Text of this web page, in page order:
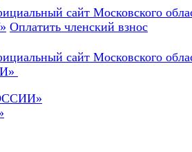
Оплатить членский взнос